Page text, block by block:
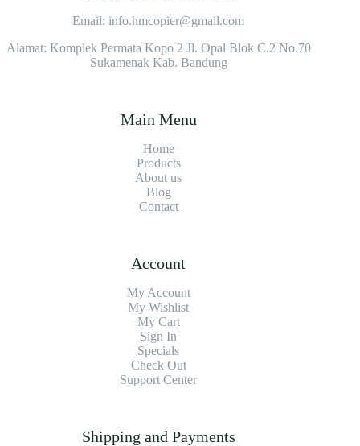
Email: info.hmcopier@gmail.com
Alamat: Komplek Permata Kopo 2 Jl. Opal Blok C.2 No.70
Sukamenak Kab. Bandung
Main Menu
Home
Products
About us
Blog
Contact
Account
My Account
My Wishlist
My Cart
Sign In
Specials
Check Out
Support Center
Shipping and Payments